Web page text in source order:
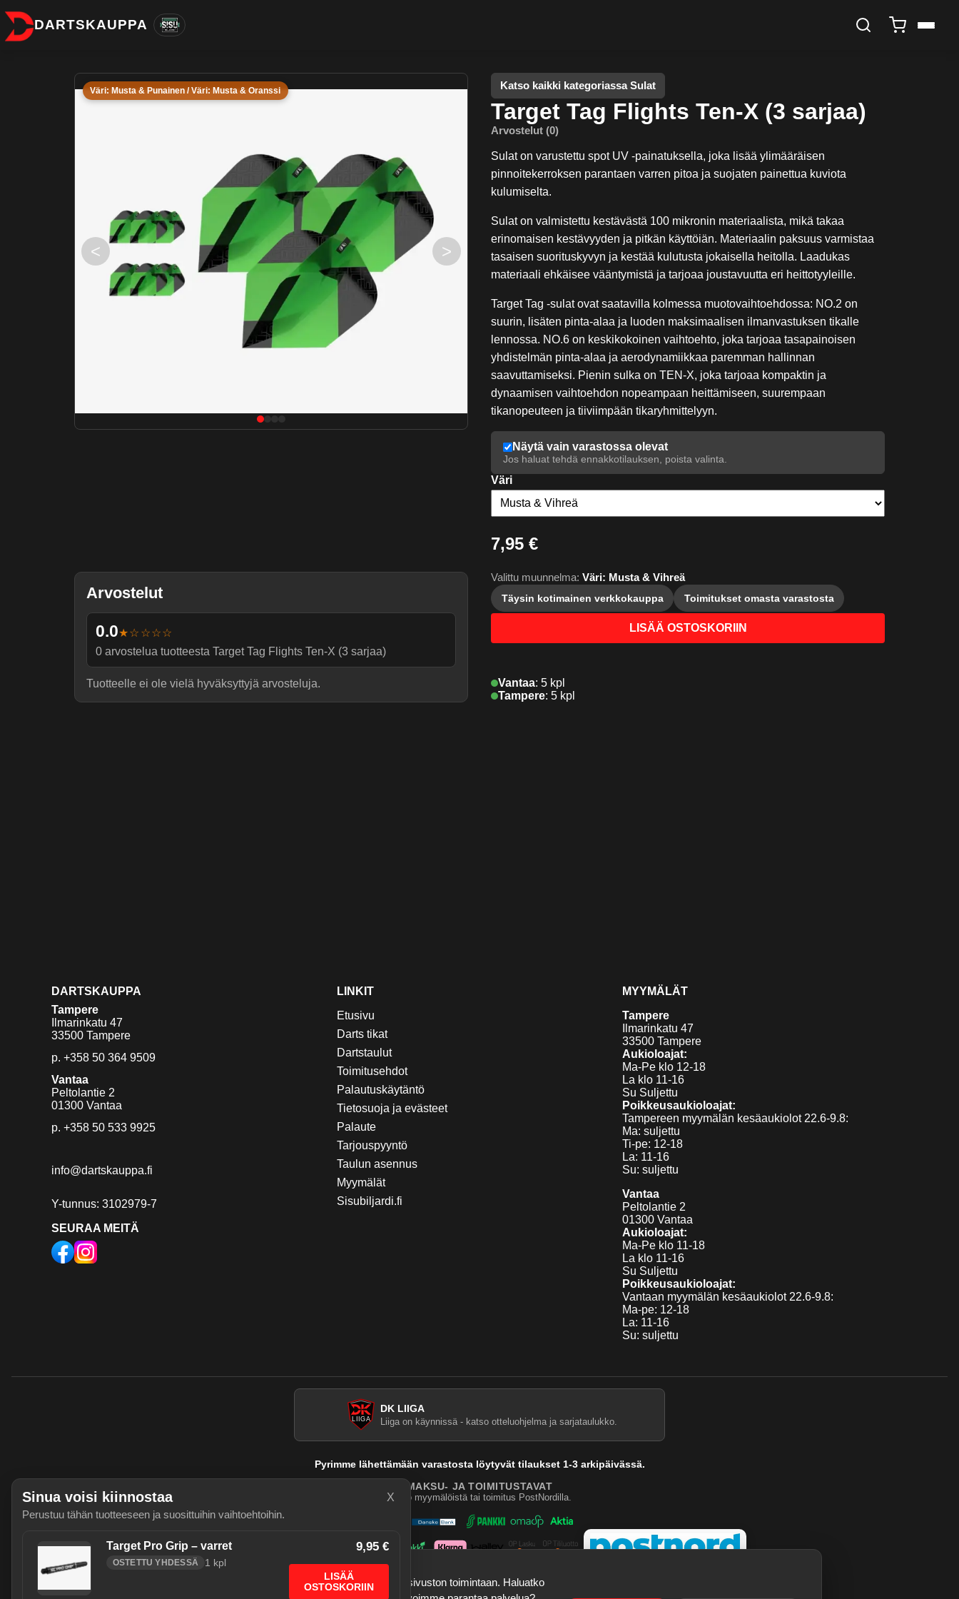
DARTSKAUPPA
Väri: Musta & Punainen / Väri: Musta & Oranssi
< >
Arvostelut
0.0★☆☆☆☆
0 arvostelua tuotteesta Target Tag Flights Ten-X (3 sarjaa)
Tuotteelle ei ole vielä hyväksyttyjä arvosteluja.
Katso kaikki kategoriassa Sulat
Target Tag Flights Ten-X (3 sarjaa)
Arvostelut (0)
Sulat on varustettu spot UV -painatuksella, joka lisää ylimääräisen
pinnoitekerroksen parantaen varren pitoa ja suojaten painettua kuviota
kulumiselta.
Sulat on valmistettu kestävästä 100 mikronin materiaalista, mikä takaa
erinomaisen kestävyyden ja pitkän käyttöiän. Materiaalin paksuus varmistaa
tasaisen suorituskyvyn ja kestää kulutusta jokaisella heitolla. Laadukas
materiaali ehkäisee vääntymistä ja tarjoaa joustavuutta eri heittotyyleille.
Target Tag -sulat ovat saatavilla kolmessa muotovaihtoehdossa: NO.2 on
suurin, lisäten pinta-alaa ja luoden maksimaalisen ilmanvastuksen tikalle
lennossa. NO.6 on keskikokoinen vaihtoehto, joka tarjoaa tasapainoisen
yhdistelmän pinta-alaa ja aerodynamiikkaa paremman hallinnan
saavuttamiseksi. Pienin sulka on TEN-X, joka tarjoaa kompaktin ja
dynaamisen vaihtoehdon nopeampaan heittämiseen, suurempaan
tikanopeuteen ja tiiviimpään tikaryhmittelyyn.
Näytä vain varastossa olevat
Jos haluat tehdä ennakkotilauksen, poista valinta.
Väri
7,95 €
Valittu muunnelma: Väri: Musta & Vihreä
Täysin kotimainen verkkokauppa Toimitukset omasta varastosta
LISÄÄ OSTOSKORIIN
Vantaa: 5 kpl
Tampere: 5 kpl
Sinua voisi kiinnostaa
Perustuu tähän tuotteeseen ja suosittuihin vaihtoehtoihin.
X
Target Pro Grip – varret
OSTETTU YHDESSÄ 1 kpl
9,95 €
LISÄÄ
OSTOSKORIIN
DARTSKAUPPA
Tampere
Ilmarinkatu 47
33500 Tampere
p. +358 50 364 9509
Vantaa
Peltolantie 2
01300 Vantaa
p. +358 50 533 9925
info@dartskauppa.fi
Y-tunnus: 3102979-7
SEURAA MEITÄ
LINKIT
Etusivu
Darts tikat
Dartstaulut
Toimitusehdot
Palautuskäytäntö
Tietosuoja ja evästeet
Palaute
Tarjouspyyntö
Taulun asennus
Myymälät
Sisubiljardi.fi
MYYMÄLÄT
Tampere
Ilmarinkatu 47
33500 Tampere
Aukioloajat:
Ma-Pe klo 12-18
La klo 11-16
Su Suljettu
Poikkeusaukioloajat:
Tampereen myymälän kesäaukiolot 22.6-9.8:
Ma: suljettu
Ti-pe: 12-18
La: 11-16
Su: suljettu
Vantaa
Peltolantie 2
01300 Vantaa
Aukioloajat:
Ma-Pe klo 11-18
La klo 11-16
Su Suljettu
Poikkeusaukioloajat:
Vantaan myymälän kesäaukiolot 22.6-9.8:
Ma-pe: 12-18
La: 11-16
Su: suljettu
DK LIIGA
Liiga on käynnissä - katso otteluohjelma ja sarjataulukko.
Pyrimme lähettämään varastosta löytyvät tilaukset 1-3 arkipäivässä.
MAKSU- JA TOIMITUSTAVAT
Nouto myymälöistä tai toimitus PostNordilla.
Käytämme välttämättömiä evästeitä ja tallennustietoja sivuston toimintaan. Haluatko